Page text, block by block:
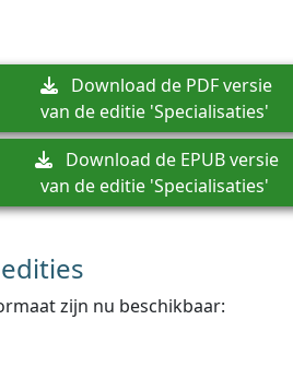
Download de PDF versie
van de editie 'Specialisaties'
Download de EPUB versie
van de editie 'Specialisaties'
zijn nu beschikbaar: